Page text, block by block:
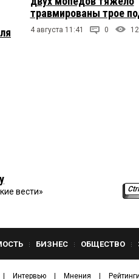
травмированы трое
4 августа 11:41 0
вести»
БИЗНЕС ОБЩЕСТВО
Интервью Мнения Рейтинги